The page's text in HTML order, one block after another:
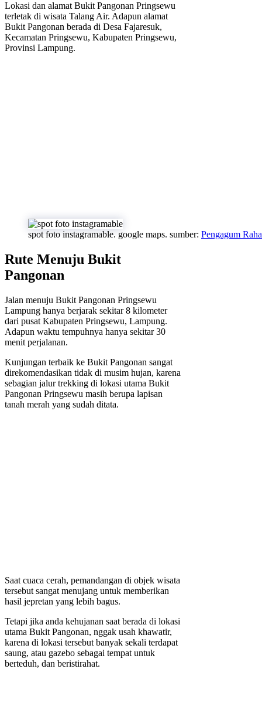
Lokasi dan alamat Bukit Pangonan Pringsewu
terletak di wisata Talang Air. Adapun alamat
Bukit Pangonan berada di Desa Fajaresuk,
Kecamatan Pringsewu, Kabupaten Pringsewu,
Provinsi Lampung.
spot foto instagramable. google maps. sumber: Pengagum
Rute Menuju Bukit
Pangonan
Jalan menuju Bukit Pangonan Pringsewu
Lampung hanya berjarak sekitar 8 kilometer
dari pusat Kabupaten Pringsewu, Lampung.
Adapun waktu tempuhnya hanya sekitar 30
menit perjalanan.
Kunjungan terbaik ke Bukit Pangonan sangat
direkomendasikan tidak di musim hujan, karena
sebagian jalur trekking di lokasi utama Bukit
Pangonan Pringsewu masih berupa lapisan
tanah merah yang sudah ditata.
Saat cuaca cerah, pemandangan di objek wisata
tersebut sangat menujang untuk memberikan
hasil jepretan yang lebih bagus.
Tetapi jika anda kehujanan saat berada di lokasi
utama Bukit Pangonan, nggak usah khawatir,
karena di lokasi tersebut banyak sekali terdapat
saung, atau gazebo sebagai tempat untuk
berteduh, dan beristirahat.